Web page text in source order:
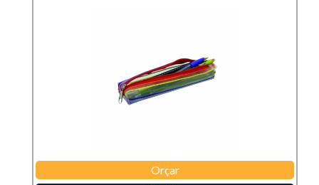
Orçar